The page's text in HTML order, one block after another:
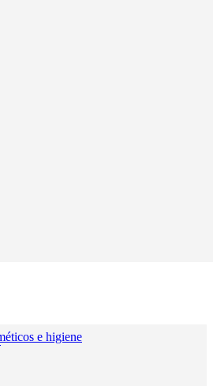
e higiene